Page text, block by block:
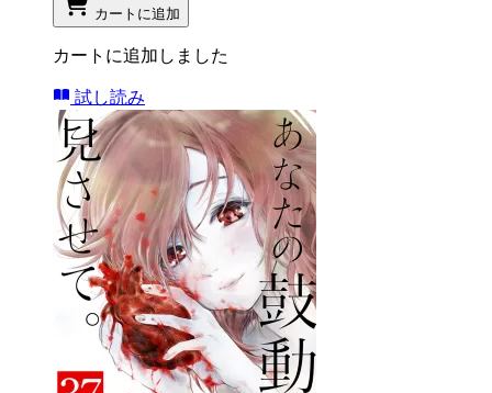
カートに追加
カートに追加しました
試し読み